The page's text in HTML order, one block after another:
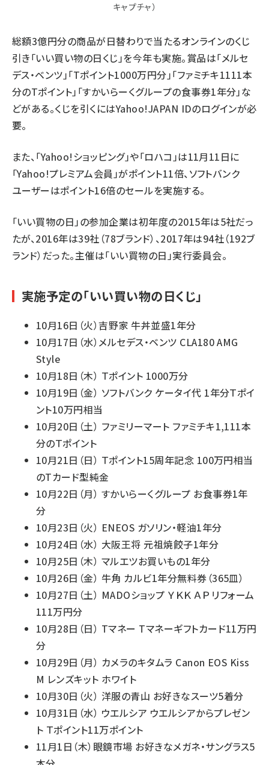
キャプチャ）
総額3億円分の商品が日替わりで当たるオンラインのくじ
引き「いい買い物の日くじ」を今年も実施。賞品は「メルセ
デス・ベンツ」「Tポイント1000万円分」「ファミチキ1111本
分のTポイント」「すかいらーくグループの食事券1年分」な
どがある。くじを引くにはYahoo!JAPAN IDのログインが必
要。
また、「Yahoo!ショッピング」や「ロハコ」は11月11日に
「Yahoo!プレミアム会員」がポイント11倍、ソフトバンク
ユーザーはポイント16倍のセールを実施する。
「いい買物の日」の参加企業は初年度の2015年は5社だっ
たが、2016年は39社（78ブランド）、2017年は94社（192ブ
ランド）だった。主催は「いい買物の日」実行委員会。
実施予定の「いい買い物の日くじ」
10月16日（火）吉野家 牛丼並盛1年分
10月17日（水）メルセデス・ベンツ CLA180 AMG
Style
10月18日（木） Ｔポイント 1000万分
10月19日（金） ソフトバンク ケータイ代 1年分Ｔポイ
ント10万円相当
10月20日（土） ファミリーマート ファミチキ1,111本
分のＴポイント
10月21日（日） Ｔポイント15周年記念 100万円相当
のTカード型純金
10月22日（月） すかいらーくグループ お食事券1年
分
10月23日（火） ENEOS ガソリン・軽油1年分
10月24日（水） 大阪王将 元祖焼餃子1年分
10月25日（木） マルエツお買いもの1年分
10月26日（金） 牛角 カルビ1年分無料券（365皿）
10月27日（土） MADOショップ ＹＫＫ ＡＰ リフォーム
111万円分
10月28日（日） Tマネー Tマネーギフトカード11万円
分
10月29日（月） カメラのキタムラ Canon EOS Kiss
M レンズキット ホワイト
10月30日（火） 洋服の青山 お好きなスーツ5着分
10月31日（水） ウエルシア ウエルシアからプレゼン
ト Ｔポイント11万ポイント
11月1日（木）眼鏡市場 お好きなメガネ・サングラス5